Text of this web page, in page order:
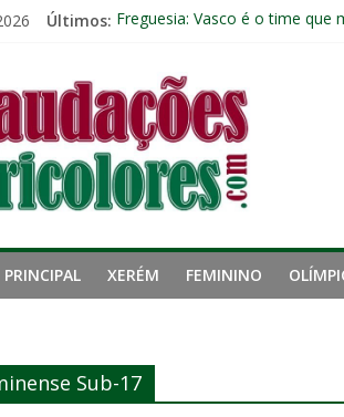
Últimos: Freguesia: Vasco é o time que
Fluminense chega a seis jogos
Pressão aumenta, mas
XERÉM FEMININO
Sub-17